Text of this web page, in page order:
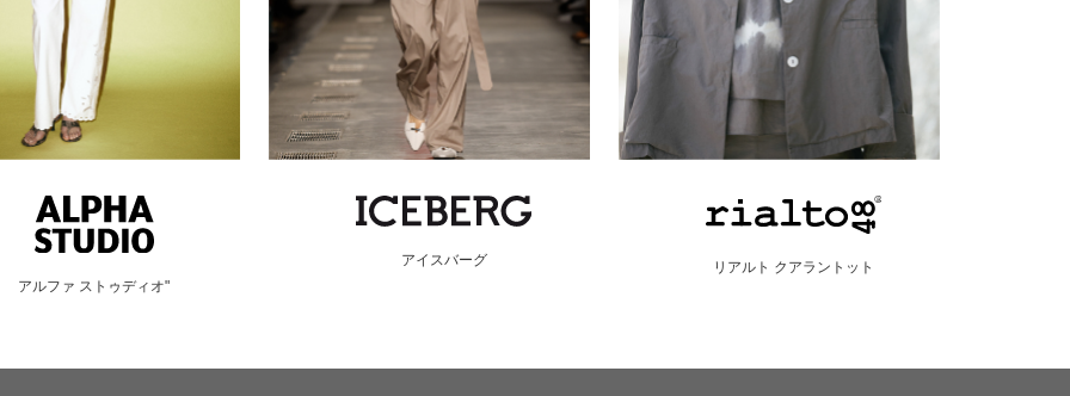
リアルト クアラントット